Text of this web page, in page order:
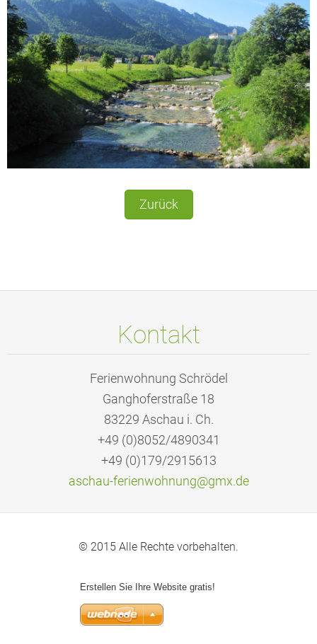
Zurück
Kontakt
Ferienwohnung Schrödel
Ganghoferstraße 18
83229 Aschau i. Ch.
+49 (0)8052/4890341
+49 (0)179/2915613
aschau-ferienwohnung@gmx.de
© 2015 Alle Rechte vorbehalten.
Erstellen Sie Ihre Website gratis!